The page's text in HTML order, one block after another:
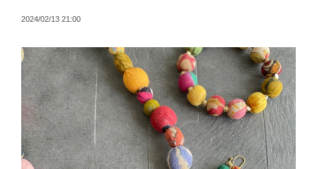
2024/02/13 21:00